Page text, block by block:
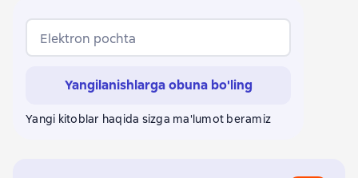
Александр Вампилов
Гастон Леру Иван Тургенев
Константин Станюкович Иван Ильин
Генри Уодсуорт Лонгфелло Иван Бунин
Elektron pochta
Yangilanishlarga obuna bo'ling
Yangi kitoblar haqida sizga ma'lumot beramiz